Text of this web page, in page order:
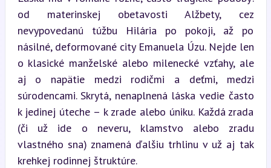
od materinskej obetavosti Alžbety, cez
nevypovedanú túžbu Hilária po pokoji, až po
násilné, deformované city Emanuela Úzu. Nejde len
o klasické manželské alebo milenecké vzťahy, ale
aj o napätie medzi rodičmi a deťmi, medzi
súrodencami. Skrytá, nenaplnená láska vedie často
k jedinej úteche – k zrade alebo úniku. Každá zrada
(či už ide o neveru, klamstvo alebo zradu
vlastného sna) znamená ďalšiu trhlinu v už aj tak
krehkej rodinnej štruktúre.